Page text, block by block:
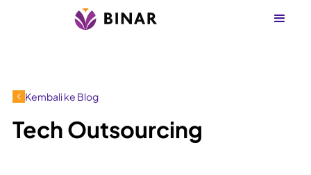
Kembali ke Blog
Tech Outsourcing